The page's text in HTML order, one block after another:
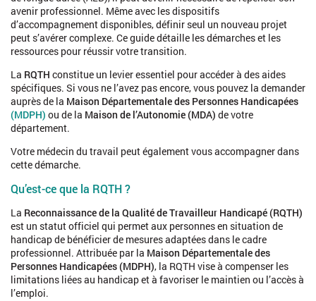
avenir professionnel. Même avec les dispositifs
d’accompagnement disponibles, définir seul un nouveau projet
peut s’avérer complexe. Ce guide détaille les démarches et les
ressources pour réussir votre transition.
La RQTH constitue un levier essentiel pour accéder à des aides
spécifiques. Si vous ne l’avez pas encore, vous pouvez la demander
auprès de la Maison Départementale des Personnes Handicapées
(MDPH) ou de la Maison de l’Autonomie (MDA) de votre
département.
Votre médecin du travail peut également vous accompagner dans
cette démarche.
Qu’est-ce que la RQTH ?
La Reconnaissance de la Qualité de Travailleur Handicapé (RQTH)
est un statut officiel qui permet aux personnes en situation de
handicap de bénéficier de mesures adaptées dans le cadre
professionnel. Attribuée par la Maison Départementale des
Personnes Handicapées (MDPH), la RQTH vise à compenser les
limitations liées au handicap et à favoriser le maintien ou l’accès à
l’emploi.